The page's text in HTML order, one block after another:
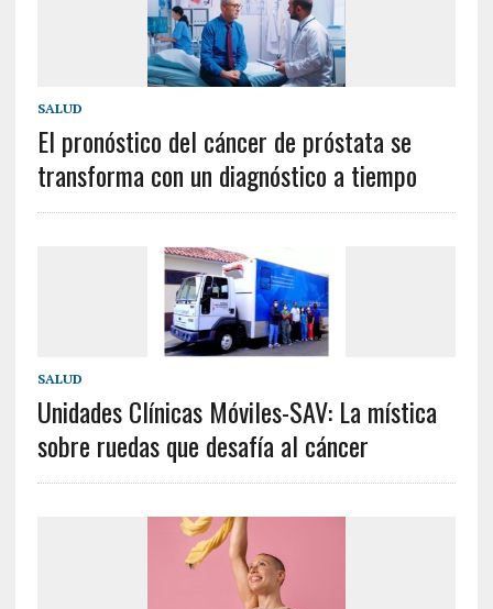
SALUD
El pronóstico del cáncer de próstata se
transforma con un diagnóstico a tiempo
SALUD
Unidades Clínicas Móviles-SAV: La mística
sobre ruedas que desafía al cáncer